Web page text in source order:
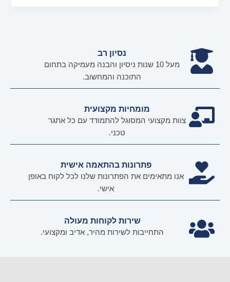
נסיון רב
מעל 10 שנות ניסיון והבנה מעמיקה בתחום
התוכנה והמחשוב.
מומחיות מקצועית
צוות מקצועי המסוגל להתמודד עם כל אתגר
טכני.
פתרונות בהתאמה אישית
אנו מתאימים את הפתרונות שלנו לכל לקוח באופן
אישי.
שירות לקוחות מעולה
התחייבות לשירות מהיר, אדיב ומקצועי.